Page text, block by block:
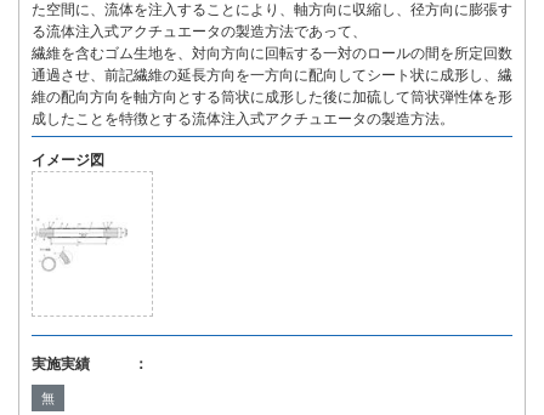
た空間に、流体を注入することにより、軸方向に収縮し、径方向に膨張す
る流体注入式アクチュエータの製造方法であって、
繊維を含むゴム生地を、対向方向に回転する一対のロールの間を所定回数
通過させ、前記繊維の延長方向を一方向に配向してシート状に成形し、繊
維の配向方向を軸方向とする筒状に成形した後に加硫して筒状弾性体を形
成したことを特徴とする流体注入式アクチュエータの製造方法。
イメージ図
実施実績 ：
無